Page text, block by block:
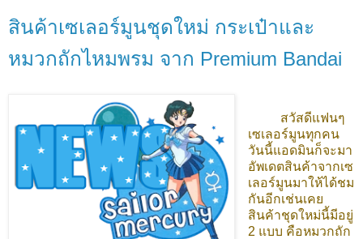
สินค้าเซเลอร์มูนชุดใหม่ กระเป๋าและ
หมวกถักไหมพรม จาก Premium Bandai
สวัสดีแฟนๆ
เซเลอร์มูนทุกคน
วันนี้แอดมินก็จะมา
อัพเดตสินค้าจากเซ
เลอร์มูนมาให้ได้ชม
กันอีกเช่นเคย
สินค้าชุดใหม่นี้มีอยู่
2 แบบ คือหมวกถัก